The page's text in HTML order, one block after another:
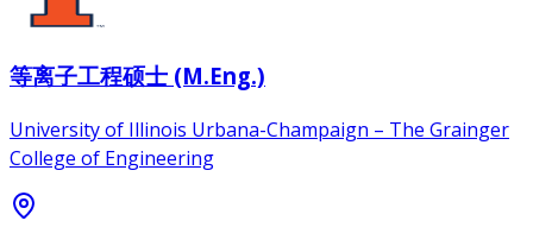
等离子工程硕士 (M.Eng.)
University of Illinois Urbana-Champaign – The Grainger
College of Engineering